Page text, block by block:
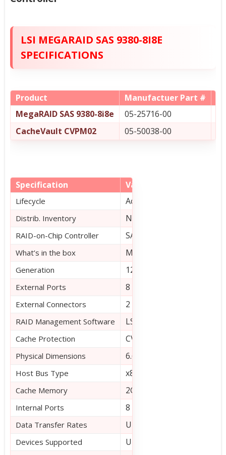
LSI MEGARAID SAS 9380-8I8E
SPECIFICATIONS
Product Manufactuer Part #
MegaRAID SAS 9380-8i8e
05-25716-00
CacheVault CVPM02
05-50038-00
Specification Value
Lifecycle Active
Distrib. Inventory No
RAID-on-Chip Controller SAS3316 dual core RAID
What’s in the box MegaRAID SAS 9380-
Generation 12 Gb/s
External Ports 8
External Connectors 2 Mini-SAS HD SFF8644
RAID Management Software LSA (LSI Storage
Cache Protection CVPM02 CacheVault
Physical Dimensions 6.600″ x 2.712″
Host Bus Type x8 lane PCI Express® 3.0
Cache Memory 2GB 1866MHz DDR3
Internal Ports 8
Data Transfer Rates Up to 12Gb/s per port
Devices Supported Up to 240 SATA and/or